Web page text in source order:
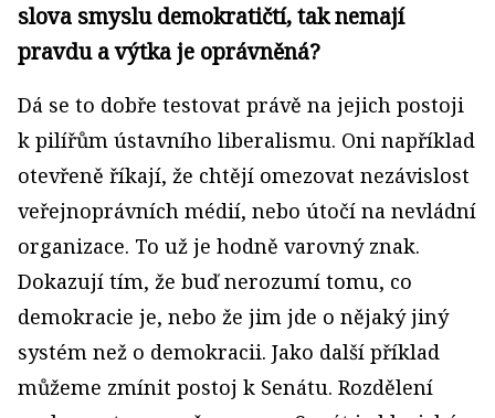
slova smyslu demokratičtí, tak nemají
pravdu a výtka je oprávněná?
Dá se to dobře testovat právě na jejich postoji
k pilířům ústavního liberalismu. Oni například
otevřeně říkají, že chtějí omezovat nezávislost
veřejnoprávních médií, nebo útočí na nevládní
organizace. To už je hodně varovný znak.
Dokazují tím, že buď nerozumí tomu, co
demokracie je, nebo že jim jde o nějaký jiný
systém než o demokracii. Jako další příklad
můžeme zmínit postoj k Senátu. Rozdělení